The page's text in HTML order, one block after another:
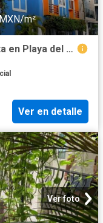
m²
Edificio Hotel con alberca en Venta en Playa del Carmen, Coraz?n de la Riviera Maya. Inversi?n con Renta Inmediata
Ver en detalle
Ver foto